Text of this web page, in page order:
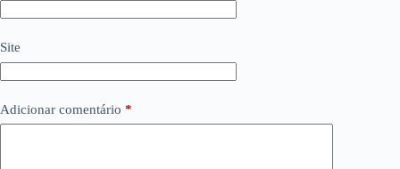
Site
Adicionar comentário *